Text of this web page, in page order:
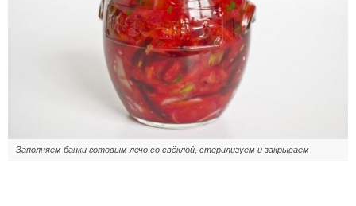
Заполняем банки готовым лечо со свёклой, стерилизуем и закрываем